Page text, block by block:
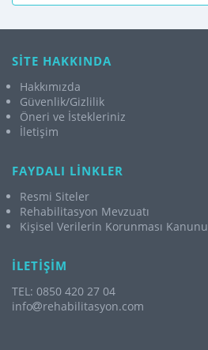
SİTE HAKKINDA
Hakkımızda
Güvenlik/Gizlilik
Öneri ve İstekleriniz
İletişim
FAYDALI LİNKLER
Resmi Siteler
Rehabilitasyon Mevzuatı
Kişisel Verilerin Korunması Kanunu
İLETİŞİM
TEL: 0850 420 27 04
info
rehabilitasyon.com